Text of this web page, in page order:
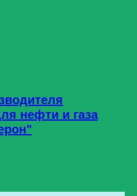
нефти и газа